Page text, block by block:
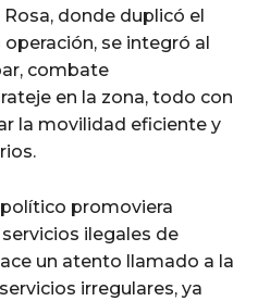
donde duplicó el
se integró al
combate
en la zona, todo con
la movilidad eficiente y
promoviera
ilegales de
un atento llamado a la
irregulares, ya